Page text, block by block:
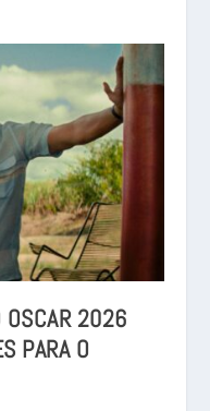
OSCAR 2026
PARA O